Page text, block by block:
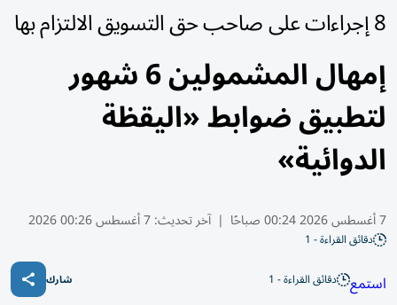
8 إجراءات على صاحب حق التسويق الالتزام بها
إمهال المشمولين 6 شهور
لتطبيق ضوابط «اليقظة
الدوائية»
7 أغسطس 2026 00:24 صباحًا | آخر تحديث:7 أغسطس 00:26 2026
دقائق القراءة - 1
استمع دقائق القراءة - 1 شارك